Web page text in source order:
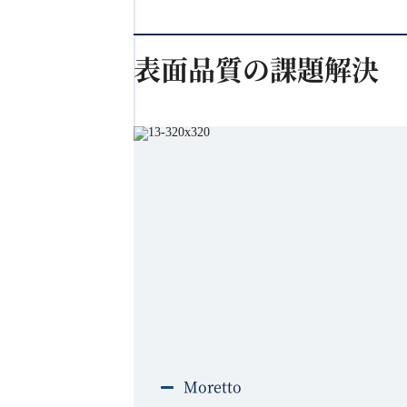
表面品質の課題解決
Moretto